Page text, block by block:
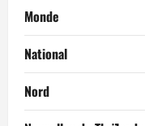
Monde
National
Nord